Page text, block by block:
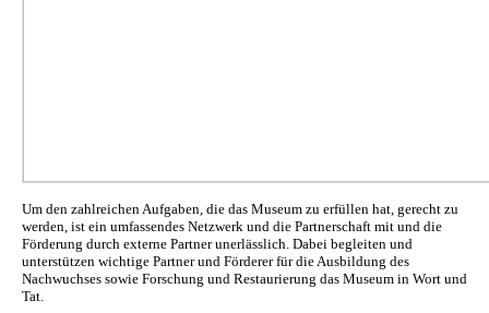
Um den zahlreichen Aufgaben, die das Museum zu erfüllen hat, gerecht zu
werden, ist ein umfassendes Netzwerk und die Partnerschaft mit und die
Förderung durch externe Partner unerlässlich. Dabei begleiten und
unterstützen wichtige Partner und Förderer für die Ausbildung des
Nachwuchses sowie Forschung und Restaurierung das Museum in Wort und
Tat.